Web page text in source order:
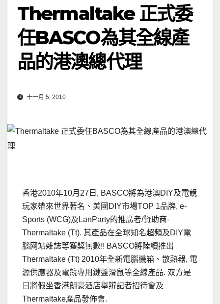
Thermaltake 正式委
任BASCO為其全線產
品的港澳總代理
十一月 5, 2010
香港2010年10月27日, BASCO將為港澳DIY及電競
玩家帶來世界著名、美國DIY市場TOP 1品牌, e-
Sports (WCG)及LanParty的推廣者/贊助商-
Thermaltake (Tt). 其產品在全球知名超頻及DIY電
腦网站雜誌等獲獎無數!! BASCO將陸續推出
Thermaltake (Tt) 2010年全新電腦機箱、散熱器, 電
源供應器及電競專用鍵盤滑鼠等全線產品. 双方是
日將假坐香港朗豪酒店舉辨記者招待會及
Thermaltake產品發佈會.